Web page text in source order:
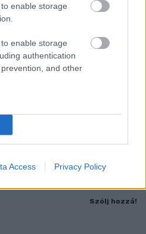
enable storage
enable storage
authentication
and other
Access Privacy Policy
BIZTATJA A
terheli, ezért érdemes
Szólj hozzá!